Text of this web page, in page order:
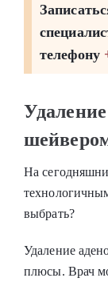
телефону
На
выбрать?
Удаление
плюсы. Врач